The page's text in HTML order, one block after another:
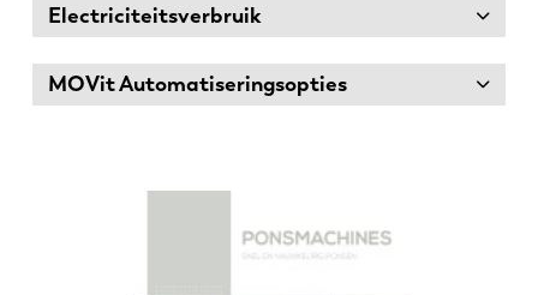
Electriciteitsverbruik
MOVit Automatiseringsopties
NL